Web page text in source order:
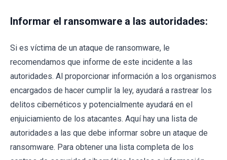
Informar el ransomware a las autoridades:
Si es víctima de un ataque de ransomware, le
recomendamos que informe de este incidente a las
autoridades. Al proporcionar información a los organismos
encargados de hacer cumplir la ley, ayudará a rastrear los
delitos cibernéticos y potencialmente ayudará en el
enjuiciamiento de los atacantes. Aquí hay una lista de
autoridades a las que debe informar sobre un ataque de
ransomware. Para obtener una lista completa de los